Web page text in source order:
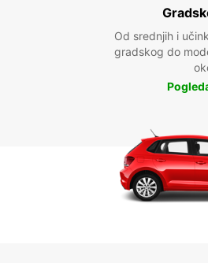
Od srednjih i
gradskog do